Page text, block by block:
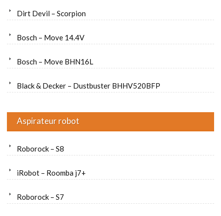
Dirt Devil – Scorpion
Bosch – Move 14.4V
Bosch – Move BHN16L
Black & Decker – Dustbuster BHHV520BFP
Aspirateur robot
Roborock – S8
iRobot – Roomba j7+
Roborock – S7